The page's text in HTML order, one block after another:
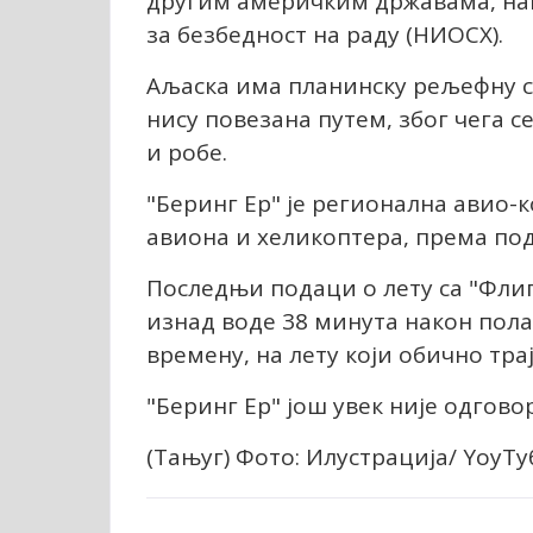
за безбедност на раду (НИОСХ).
Аљаска има планинску рељефну
нису повезана путем, због чега
и робе.
"Беринг Ер" је регионална авио-
авиона и хеликоптера, према
Последњи подаци о лету са
изнад воде 38 минута након
времену, на лету који обично
"Беринг Ер" још увек није
(Тањуг) Фото: Илустрација/